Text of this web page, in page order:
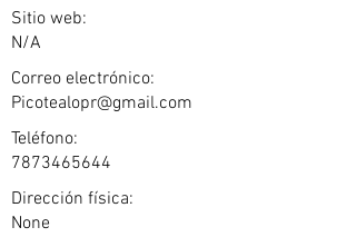
Sitio web:
N/A
Correo electrónico:
Picotealopr@gmail.com
Teléfono:
7873465644
Dirección física:
None